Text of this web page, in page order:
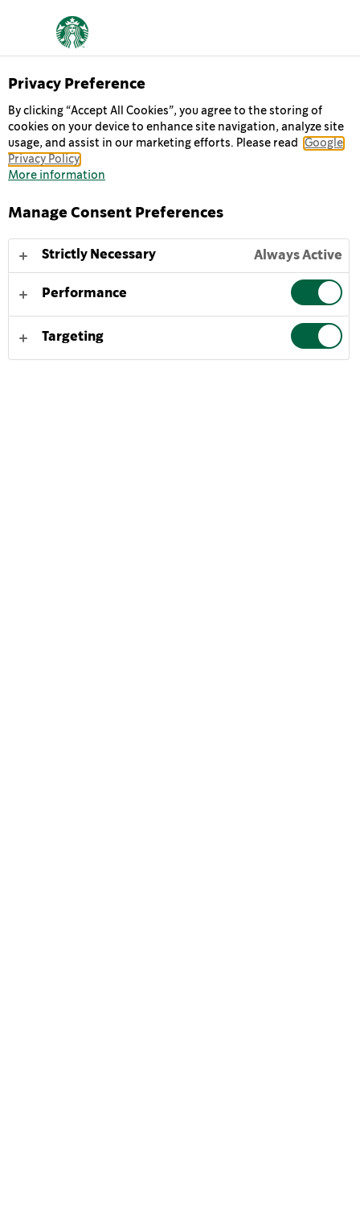
PRONTO PARA
TUDO?
níveis de energia? O nosso Tripleshot Espresso dá-lhe
não um, não dois, mas TRÊS shots do nosso icónico
café, ao qual adicionamos um suave creme de leite. A
forma perfeita de começar o dia ou para manter os
Privacy Preference
By clicking “Accept All Cookies”, you agree to the storing of
cookies on your device to enhance site navigation, analyze site
usage, and assist in our marketing efforts. Please read
Google
Privacy Policy
More information
Manage Consent Preferences
Strictly Necessary Always Active
Performance
Targeting